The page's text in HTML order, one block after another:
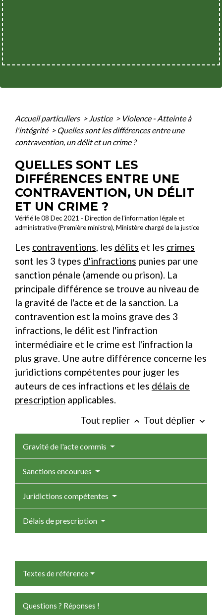
Accueil particuliers > Justice > Violence - Atteinte à
l'intégrité > Quelles sont les différences entre une
contravention, un délit et un crime ?
QUELLES SONT LES
DIFFÉRENCES ENTRE UNE
CONTRAVENTION, UN DÉLIT
ET UN CRIME ?
Vérifié le 08 Dec 2021 - Direction de l'information légale et
administrative (Première ministre), Ministère chargé de la justice
Les contraventions , les délits et les crimes
sont les 3 types d'infractions punies par une
sanction pénale (amende ou prison). La
principale différence se trouve au niveau de
la gravité de l'acte et de la sanction. La
contravention est la moins grave des 3
infractions, le délit est l'infraction
intermédiaire et le crime est l'infraction la
plus grave. Une autre différence concerne les
juridictions compétentes pour juger les
auteurs de ces infractions et les délais de
prescription applicables.
Tout replier keyboard_arrow_up Tout déplier keyboard_arrow_down
Gravité de l'acte commis
Sanctions encourues
Juridictions compétentes
Délais de prescription
Textes de référence
Questions ? Réponses !